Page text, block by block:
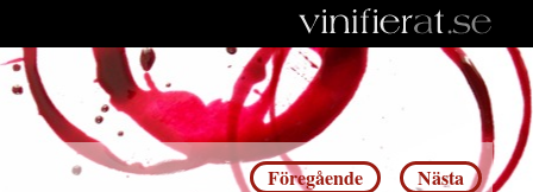
Inläggsnavigering
Föregående Nästa